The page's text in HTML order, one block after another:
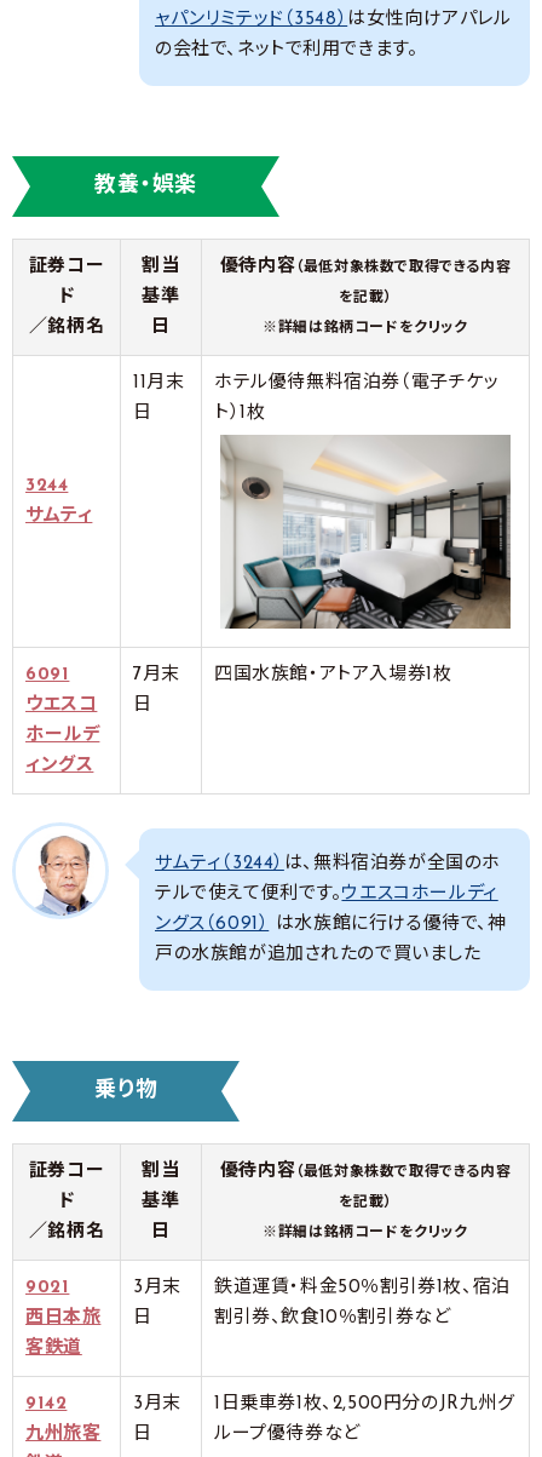
ャパンリミテッド（3548） は女性向けアパレル
の会社で、ネットで利用できます。
教養・娯楽
証券コー
ド
／銘柄名
割当
基準
日
優待内容 （最低対象株数で取得できる内容
を記載）
※詳細は銘柄コードをクリック
3244
サムティ
11月末
日
ホテル優待無料宿泊券（電子チケッ
ト）1枚
6091
ウエスコ
ホールデ
ィングス
7月末
日
四国水族館・アトア入場券1枚
サムティ（3244） は、無料宿泊券が全国のホ
テルで使えて便利です。 ウエスコホールディ
ングス（6091）
は水族館に行ける優待で、神
戸の水族館が追加されたので買いました
乗り物
証券コー
ド
／銘柄名
割当
基準
日
優待内容 （最低対象株数で取得できる内容
を記載）
※詳細は銘柄コードをクリック
9021
西日本旅
客鉄道
3月末
日
鉄道運賃・料金50％割引券1枚、宿泊
割引券、飲食10％割引券など
9142
九州旅客
3月末
日
1日乗車券1枚、2,500円分のJR九州グ
ループ優待券など